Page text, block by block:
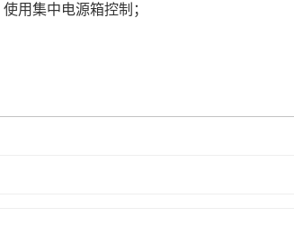
用集中电源箱控制；